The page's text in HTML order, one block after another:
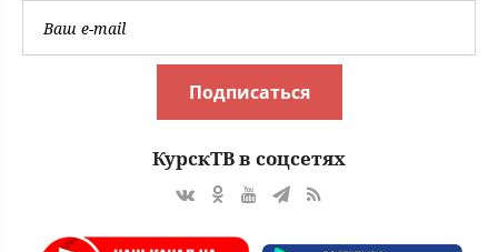
Подписаться
КурскТВ в соцсетях